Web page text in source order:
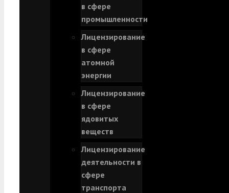
в сфере
промышленности
Лицензирование
в сфере
атомной
энергии
Лицензирование
в сфере
ядовитых
веществ
Лицензирование
деятельности в
сфере
транспорта